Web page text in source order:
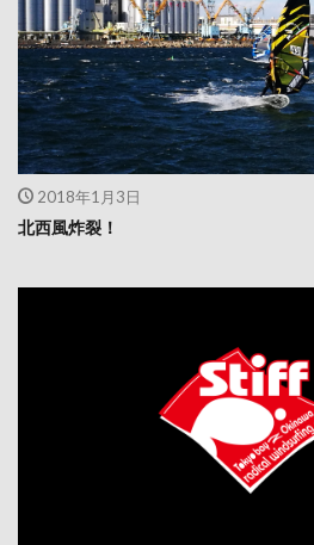
2018年1月3日
北西風炸裂！